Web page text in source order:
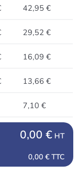
42,95 €
29,52 €
16,09 €
13,66 €
7,10 €
0,00 € HT
0,00 €TTC